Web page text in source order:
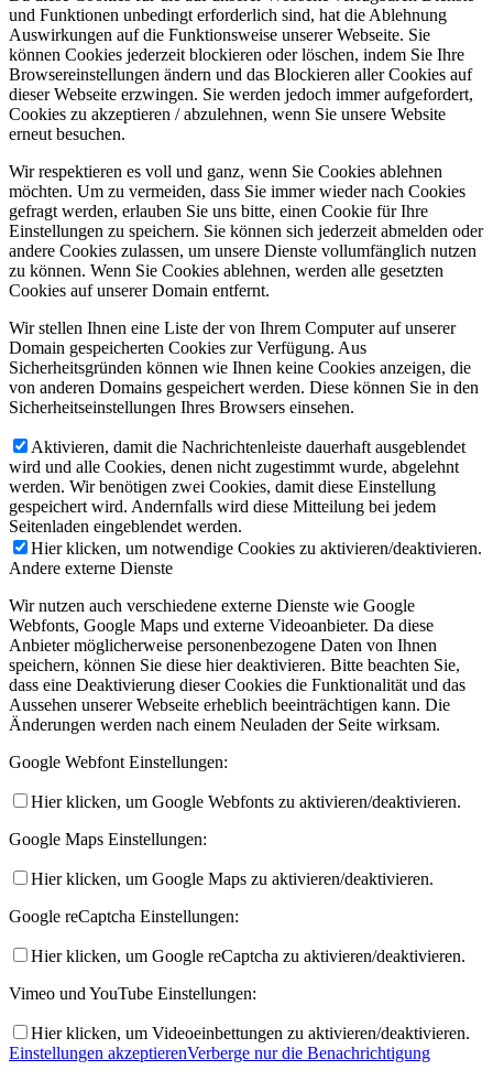
und Funktionen unbedingt erforderlich sind, hat die Ablehnung
Auswirkungen auf die Funktionsweise unserer Webseite. Sie
können Cookies jederzeit blockieren oder löschen, indem Sie Ihre
Browsereinstellungen ändern und das Blockieren aller Cookies auf
dieser Webseite erzwingen. Sie werden jedoch immer aufgefordert,
Cookies zu akzeptieren / abzulehnen, wenn Sie unsere Website
erneut besuchen.
Wir respektieren es voll und ganz, wenn Sie Cookies ablehnen
möchten. Um zu vermeiden, dass Sie immer wieder nach Cookies
gefragt werden, erlauben Sie uns bitte, einen Cookie für Ihre
Einstellungen zu speichern. Sie können sich jederzeit abmelden oder
andere Cookies zulassen, um unsere Dienste vollumfänglich nutzen
zu können. Wenn Sie Cookies ablehnen, werden alle gesetzten
Cookies auf unserer Domain entfernt.
Wir stellen Ihnen eine Liste der von Ihrem Computer auf unserer
Domain gespeicherten Cookies zur Verfügung. Aus
Sicherheitsgründen können wie Ihnen keine Cookies anzeigen, die
von anderen Domains gespeichert werden. Diese können Sie in den
Sicherheitseinstellungen Ihres Browsers einsehen.
Aktivieren, damit die Nachrichtenleiste dauerhaft ausgeblendet
wird und alle Cookies, denen nicht zugestimmt wurde, abgelehnt
werden. Wir benötigen zwei Cookies, damit diese Einstellung
gespeichert wird. Andernfalls wird diese Mitteilung bei jedem
Seitenladen eingeblendet werden.
Hier klicken, um notwendige Cookies zu aktivieren/deaktivieren.
Andere externe Dienste
Wir nutzen auch verschiedene externe Dienste wie Google
Webfonts, Google Maps und externe Videoanbieter. Da diese
Anbieter möglicherweise personenbezogene Daten von Ihnen
speichern, können Sie diese hier deaktivieren. Bitte beachten Sie,
dass eine Deaktivierung dieser Cookies die Funktionalität und das
Aussehen unserer Webseite erheblich beeinträchtigen kann. Die
Änderungen werden nach einem Neuladen der Seite wirksam.
Google Webfont Einstellungen:
Hier klicken, um Google Webfonts zu aktivieren/deaktivieren.
Google Maps Einstellungen:
Hier klicken, um Google Maps zu aktivieren/deaktivieren.
Google reCaptcha Einstellungen:
Hier klicken, um Google reCaptcha zu aktivieren/deaktivieren.
Vimeo und YouTube Einstellungen:
Hier klicken, um Videoeinbettungen zu aktivieren/deaktivieren.
Einstellungen akzeptierenVerberge nur die Benachrichtigung